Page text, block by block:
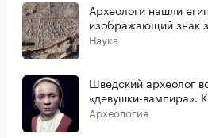
Археологи нашли
изображающий знак
Наука
Шведский археолог
«девушки-вампира».
Археология